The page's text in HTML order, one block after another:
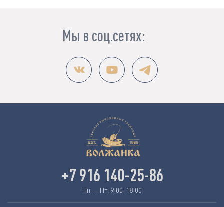
Мы в соц.сетях:
+7 916 140-25-86
Пн — Пт: 9:00-18:00